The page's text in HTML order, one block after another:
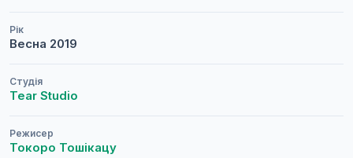
Рік
Весна 2019
Студія
Tear Studio
Режисер
Токоро Тошікацу